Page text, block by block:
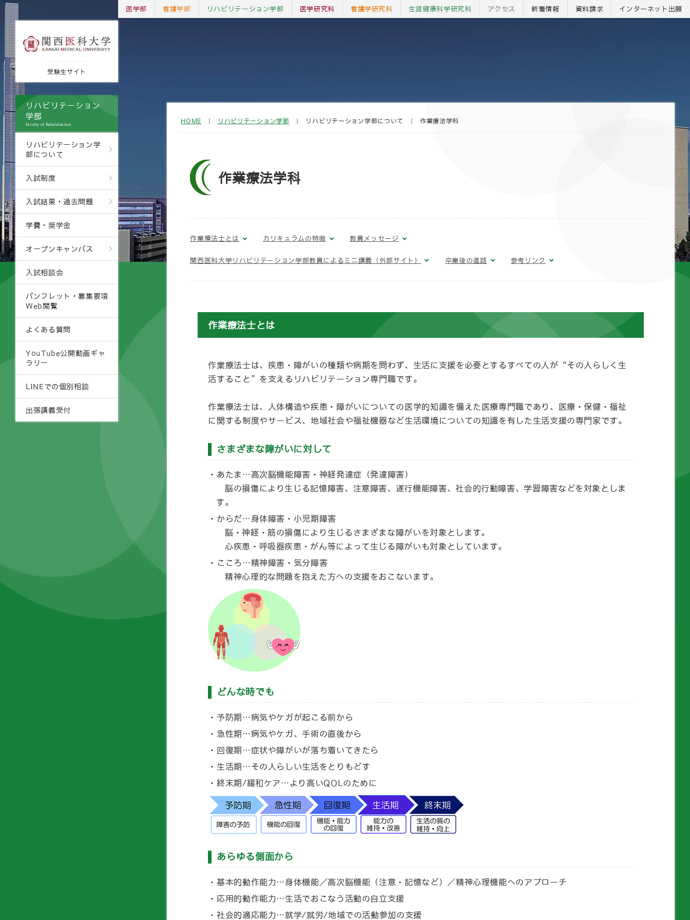
受験生サイト
リハビリテーション
学部
Faculty of Rehabilitation
リハビリテーション学
部について
入試制度
入試結果・過去問題
学費・奨学金
オープンキャンパス
入試相談会
パンフレット・募集要項
Web閲覧
よくある質問
YouTube公開動画ギャ
ラリー
LINEでの個別相談
出張講義受付
医学部 看護学部 リハビリテーション学部 医学研究科 看護学研究科 生涯健康科学研究科 アクセス 新着情報 資料請求 インターネット 出願
HOME リハビリテーション学部 リハビリテーション学部について 作業療法学科
作業療法学科
作業療法士とは カリキュラムの特徴 教員メッセージ
関西医科大学リハビリテーション学部教員によるミニ講義（外部サイト） 卒業後の進路 参考リンク
作業療法士とは
作業療法士は、疾患・障がいの種類や病期を問わず、生活に支援を必要とするすべての人が“その人らしく生
活すること”を支えるリハビリテーション専門職です。
作業療法士は、人体構造や疾患・障がいについての医学的知識を備えた医療専門職であり、医療・保健・福祉
に関する制度やサービス、地域社会や福祉機器など生活環境についての知識を有した生活支援の専門家です。
さまざまな障がいに対して
あたま…高次脳機能障害・神経発達症（発達障害）
脳の損傷により生じる記憶障害、注意障害、遂行機能障害、社会的行動障害、学習障害などを対象としま
す。
からだ…身体障害・小児期障害
脳・神経・筋の損傷により生じるさまざまな障がいを対象とします。
心疾患・呼吸器疾患・がん等によって生じる障がいも対象としています。
こころ…精神障害・気分障害
精神心理的な問題を抱えた方への支援をおこないます。
どんな時でも
予防期…病気やケガが起こる前から
急性期…病気やケガ、手術の直後から
回復期…症状や障がいが落ち着いてきたら
生活期…その人らしい生活をとりもどす
終末期/緩和ケア…より高いQOLのために
あらゆる側面から
基本的動作能力…身体機能／高次脳機能（注意・記憶など）／精神心理機能へのアプローチ
応用的動作能力…生活でおこなう活動の自立支援
社会的適応能力…就学/就労/地域での活動参加の支援